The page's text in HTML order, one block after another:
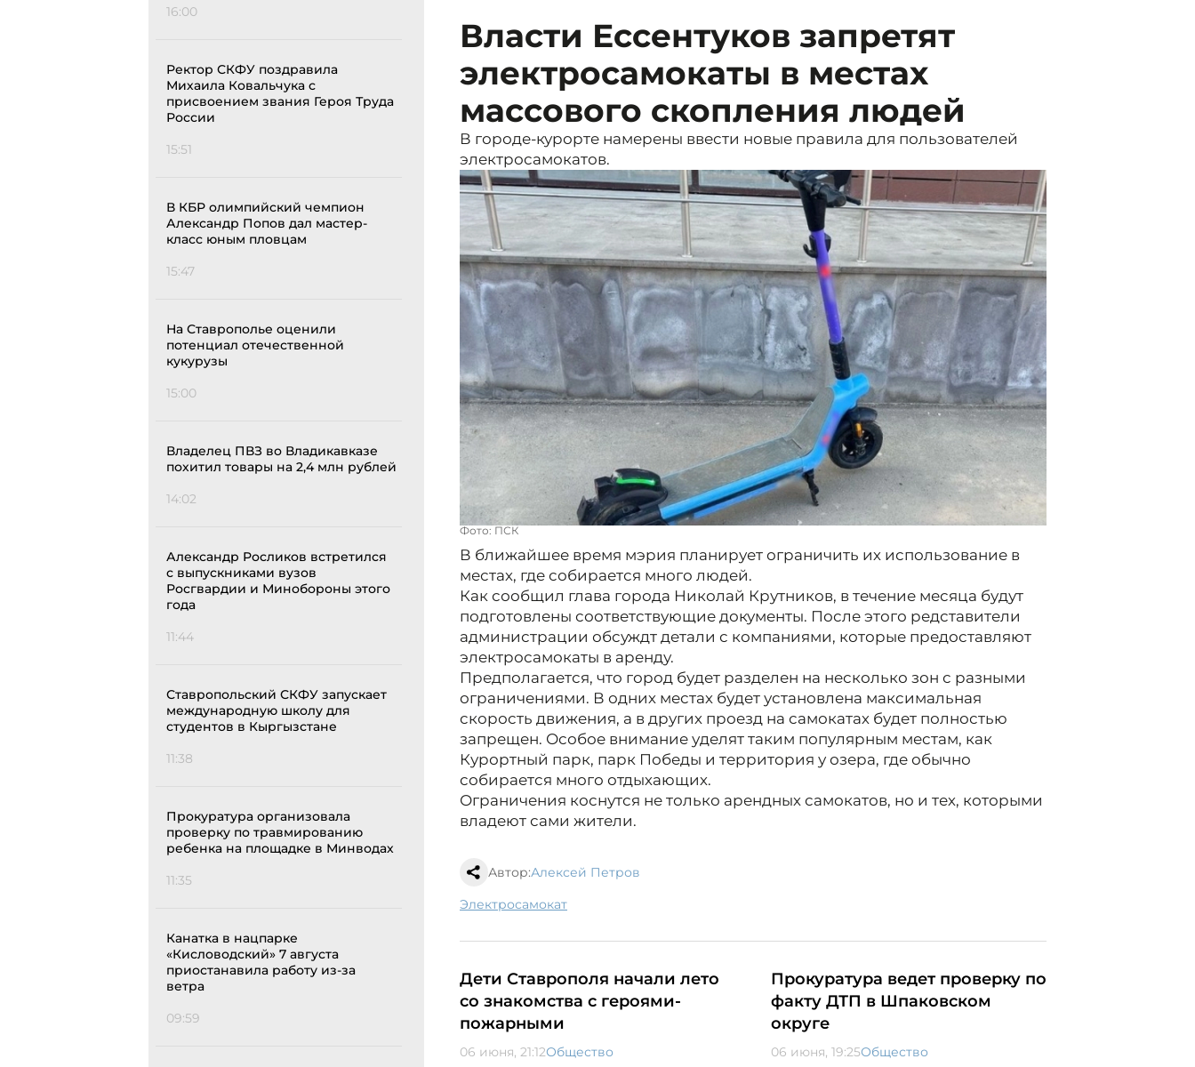
16:00
Ректор СКФУ поздравила
Михаила Ковальчука с
присвоением звания Героя Труда
России
15:51
В КБР олимпийский чемпион
Александр Попов дал мастер-
класс юным пловцам
15:47
На Ставрополье оценили
потенциал отечественной
кукурузы
15:00
Владелец ПВЗ во Владикавказе
похитил товары на 2,4 млн рублей
14:02
Александр Росликов встретился
с выпускниками вузов
Росгвардии и Минобороны этого
года
11:44
Ставропольский СКФУ запускает
международную школу для
студентов в Кыргызстане
11:38
Прокуратура организовала
проверку по травмированию
ребенка на площадке в Минводах
11:35
Канатка в нацпарке
«Кисловодский» 7 августа
приостанавила работу из-за
ветра
09:59
Власти Ессентуков запретят
электросамокаты в местах
массового скопления людей
В городе-курорте намерены ввести новые правила для пользователей
электросамокатов.
Фото: ПСК
В ближайшее время мэрия планирует ограничить их использование в
местах, где собирается много людей.
Как сообщил глава города Николай Крутников, в течение месяца будут
подготовлены соответствующие документы. После этого редставители
администрации обсуждт детали с компаниями, которые предоставляют
электросамокаты в аренду.
Предполагается, что город будет разделен на несколько зон с разными
ограничениями. В одних местах будет установлена максимальная
скорость движения, а в других проезд на самокатах будет полностью
запрещен. Особое внимание уделят таким популярным местам, как
Курортный парк, парк Победы и территория у озера, где обычно
собирается много отдыхающих.
Ограничения коснутся не только арендных самокатов, но и тех, которыми
владеют сами жители.
Автор:Алексей Петров
электросамокат
Дети Ставрополя начали лето
со знакомства с героями-
пожарными
06 июня, 21:12Общество
Прокуратура ведет проверку по
факту ДТП в Шпаковском
округе
06 июня, 19:25Общество